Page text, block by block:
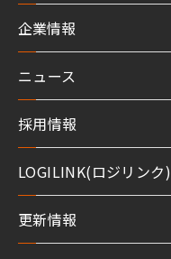
企業情報
ニュース
採用情報
LOGILINK(ロジリンク)
更新情報